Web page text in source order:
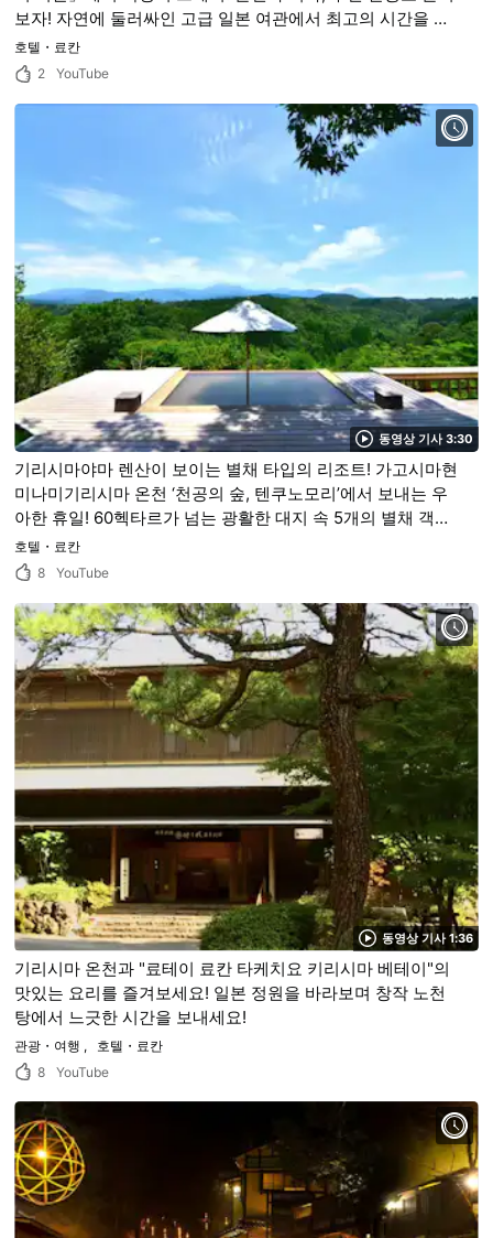
보자! 자연에 둘러싸인 고급 일본 여관에서 최고의 시간을 보
내는 법을 소개한다!
호텔・료칸
2
YouTube
동영상 기사 3:30
기리시마야마 렌산이 보이는 별채 타입의 리조트! 가고시마현
미나미기리시마 온천 ‘천공의 숲, 텐쿠노모리’에서 보내는 우
아한 휴일! 60헥타르가 넘는 광활한 대지 속 5개의 별채 객실
이 선사하는 럭셔리한 공간!
호텔・료칸
8
YouTube
동영상 기사 1:36
기리시마 온천과 "료테이 료칸 타케치요 키리시마 베테이"의
맛있는 요리를 즐겨보세요! 일본 정원을 바라보며 창작 노천
탕에서 느긋한 시간을 보내세요!
관광・여행
호텔・료칸
8
YouTube